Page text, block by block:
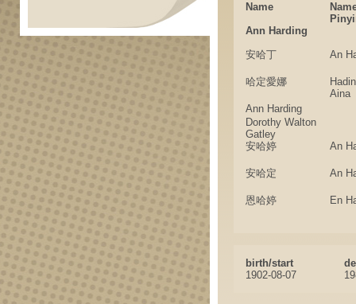
Name
Ann Harding
安哈丁
An
哈定愛娜
Aina
Ann Harding
Dorothy Walton
Gatley
安哈婷
An
安哈定 An
恩哈婷 En
birth/start
1902-08-07